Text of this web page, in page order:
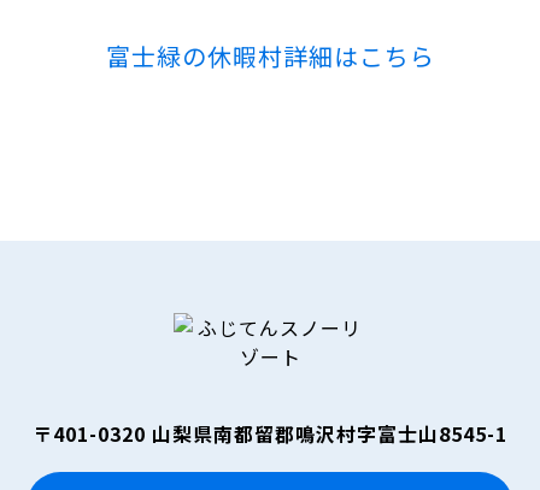
富士緑の休暇村詳細はこちら
〒401-0320 山梨県南都留郡鳴沢村字富士山8545-1